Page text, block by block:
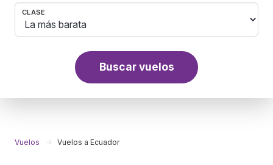
CLASE
Buscar vuelos
Vuelos Vuelos a Ecuador